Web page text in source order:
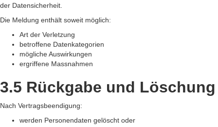
der Datensicherheit.
Die Meldung enthält soweit möglich:
Art der Verletzung
betroffene Datenkategorien
mögliche Auswirkungen
ergriffene Massnahmen
3.5 Rückgabe und Löschung
Nach Vertragsbeendigung:
werden Personendaten gelöscht oder